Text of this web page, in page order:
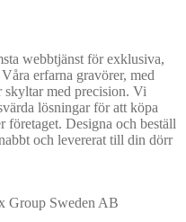
webbtjänst för exklusiva,
erfarna gravörer, med
skyltar med precision. Vi
lösningar för att köpa
företaget. Designa och beställ
och levererat till din dörr
Group Sweden AB